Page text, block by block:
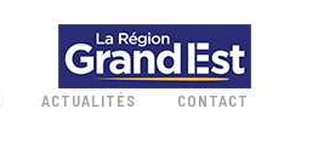
ACTUALITÉS CONTACT